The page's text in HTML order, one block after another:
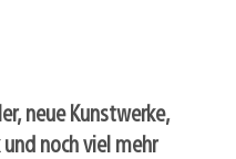
neue Kunstwerke,
noch viel mehr